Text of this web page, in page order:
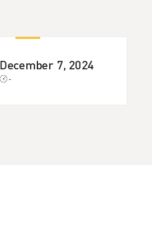
December 7, 2024
-